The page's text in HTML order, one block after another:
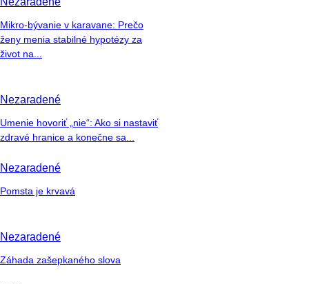
Mikro-bývanie v karavane: Prečo
ženy menia stabilné hypotézy za
život na...
Nezaradené
Umenie hovoriť „nie“: Ako si nastaviť
zdravé hranice a konečne sa...
Nezaradené
Pomsta je krvavá
Nezaradené
Záhada zašepkaného slova